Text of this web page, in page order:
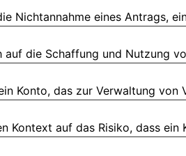
Nichtannahme eines Antrags,
die Schaffung und Nutzung
Konto, das zur Verwaltung von
Kontext auf das Risiko, dass ein